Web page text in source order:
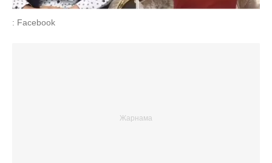
: Facebook